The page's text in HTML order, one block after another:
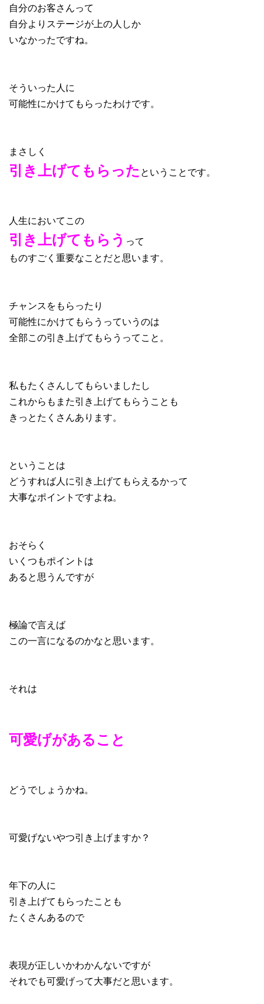
自分のお客さんって
自分よりステージが上の人しか
いなかったですね。
そういった人に
可能性にかけてもらったわけです。
まさしく
引き上げてもらった ということです。
人生においてこの
引き上げてもらう って
ものすごく重要なことだと思います。
チャンスをもらったり
可能性にかけてもらうっていうのは
全部この引き上げてもらうってこと。
私もたくさんしてもらいましたし
これからもまた引き上げてもらうことも
きっとたくさんあります。
ということは
どうすれば人に引き上げてもらえるかって
大事なポイントですよね。
おそらく
いくつもポイントは
あると思うんですが
極論で言えば
この一言になるのかなと思います。
それは
可愛げがあること
どうでしょうかね。
可愛げないやつ引き上げますか？
年下の人に
引き上げてもらったことも
たくさんあるので
表現が正しいかわかんないですが
それでも可愛げって大事だと思います。